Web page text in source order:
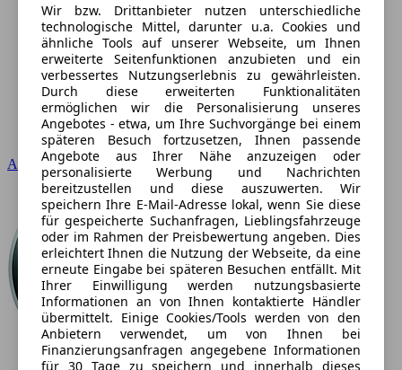
Audi
Wir bzw. Drittanbieter nutzen unterschiedliche
technologische Mittel, darunter u.a. Cookies und
ähnliche Tools auf unserer Webseite, um Ihnen
erweiterte Seitenfunktionen anzubieten und ein
verbessertes Nutzungserlebnis zu gewährleisten.
Durch diese erweiterten Funktionalitäten
ermöglichen wir die Personalisierung unseres
Angebotes - etwa, um Ihre Suchvorgänge bei einem
späteren Besuch fortzusetzen, Ihnen passende
Angebote aus Ihrer Nähe anzuzeigen oder
personalisierte Werbung und Nachrichten
bereitzustellen und diese auszuwerten. Wir
speichern Ihre E-Mail-Adresse lokal, wenn Sie diese
für gespeicherte Suchanfragen, Lieblingsfahrzeuge
oder im Rahmen der Preisbewertung angeben. Dies
erleichtert Ihnen die Nutzung der Webseite, da eine
erneute Eingabe bei späteren Besuchen entfällt. Mit
Ihrer Einwilligung werden nutzungsbasierte
Informationen an von Ihnen kontaktierte Händler
übermittelt. Einige Cookies/Tools werden von den
Anbietern verwendet, um von Ihnen bei
Finanzierungsanfragen angegebene Informationen
für 30 Tage zu speichern und innerhalb dieses